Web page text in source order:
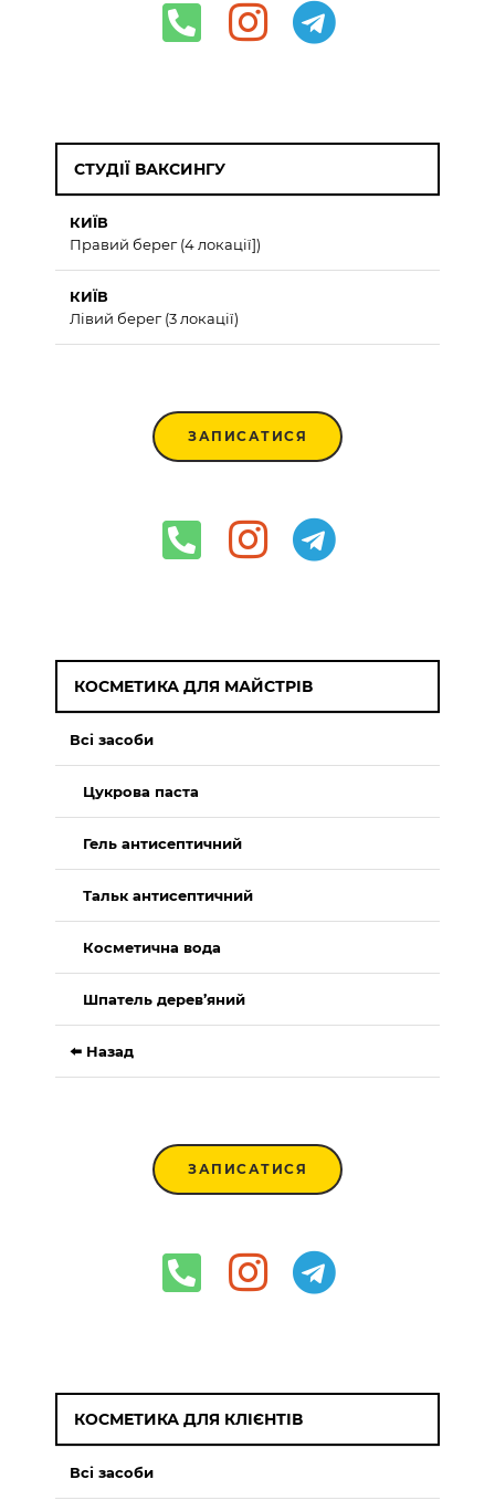
СТУДІЇ ВАКСИНГУ
КИЇВ
Правий берег (4 локації])
КИЇВ
Лівий берег (3 локації)
ЗАПИСАТИСЯ
КОСМЕТИКА ДЛЯ МАЙСТРІВ
Всі засоби
Цукрова паста
Гель антисептичний
Тальк антисептичний
Косметична вода
Шпатель дерев’яний
⬅️ Назад
ЗАПИСАТИСЯ
КОСМЕТИКА ДЛЯ КЛІЄНТІВ
Всі засоби